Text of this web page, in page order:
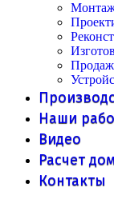
Наши
Видео
Расчет
Контакты